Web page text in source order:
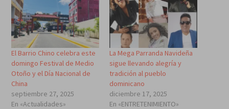
El Barrio Chino celebra este
domingo Festival de Medio
Otoño y el Día Nacional de
China
septiembre 27, 2025
En «Actualidades»
La Mega Parranda Navideña
sigue llevando alegría y
tradición al pueblo
dominicano
diciembre 17, 2025
En «ENTRETENIMIENTO»